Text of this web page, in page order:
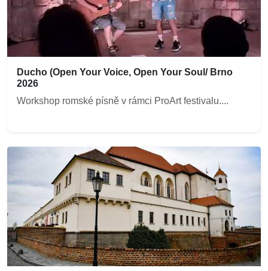
Ducho (Open Your Voice, Open Your Soul/ Brno
2026
Workshop romské písně v rámci ProArt festivalu....